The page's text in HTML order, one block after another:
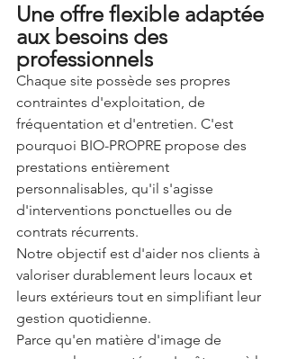
Une offre flexible adaptée
aux besoins des
professionnels
Chaque site possède ses propres
contraintes d'exploitation, de
fréquentation et d'entretien. C'est
pourquoi BIO-PROPRE propose des
prestations entièrement
personnalisables, qu'il s'agisse
d'interventions ponctuelles ou de
contrats récurrents.
Notre objectif est d'aider nos clients à
valoriser durablement leurs locaux et
leurs extérieurs tout en simplifiant leur
gestion quotidienne.
Parce qu'en matière d'image de